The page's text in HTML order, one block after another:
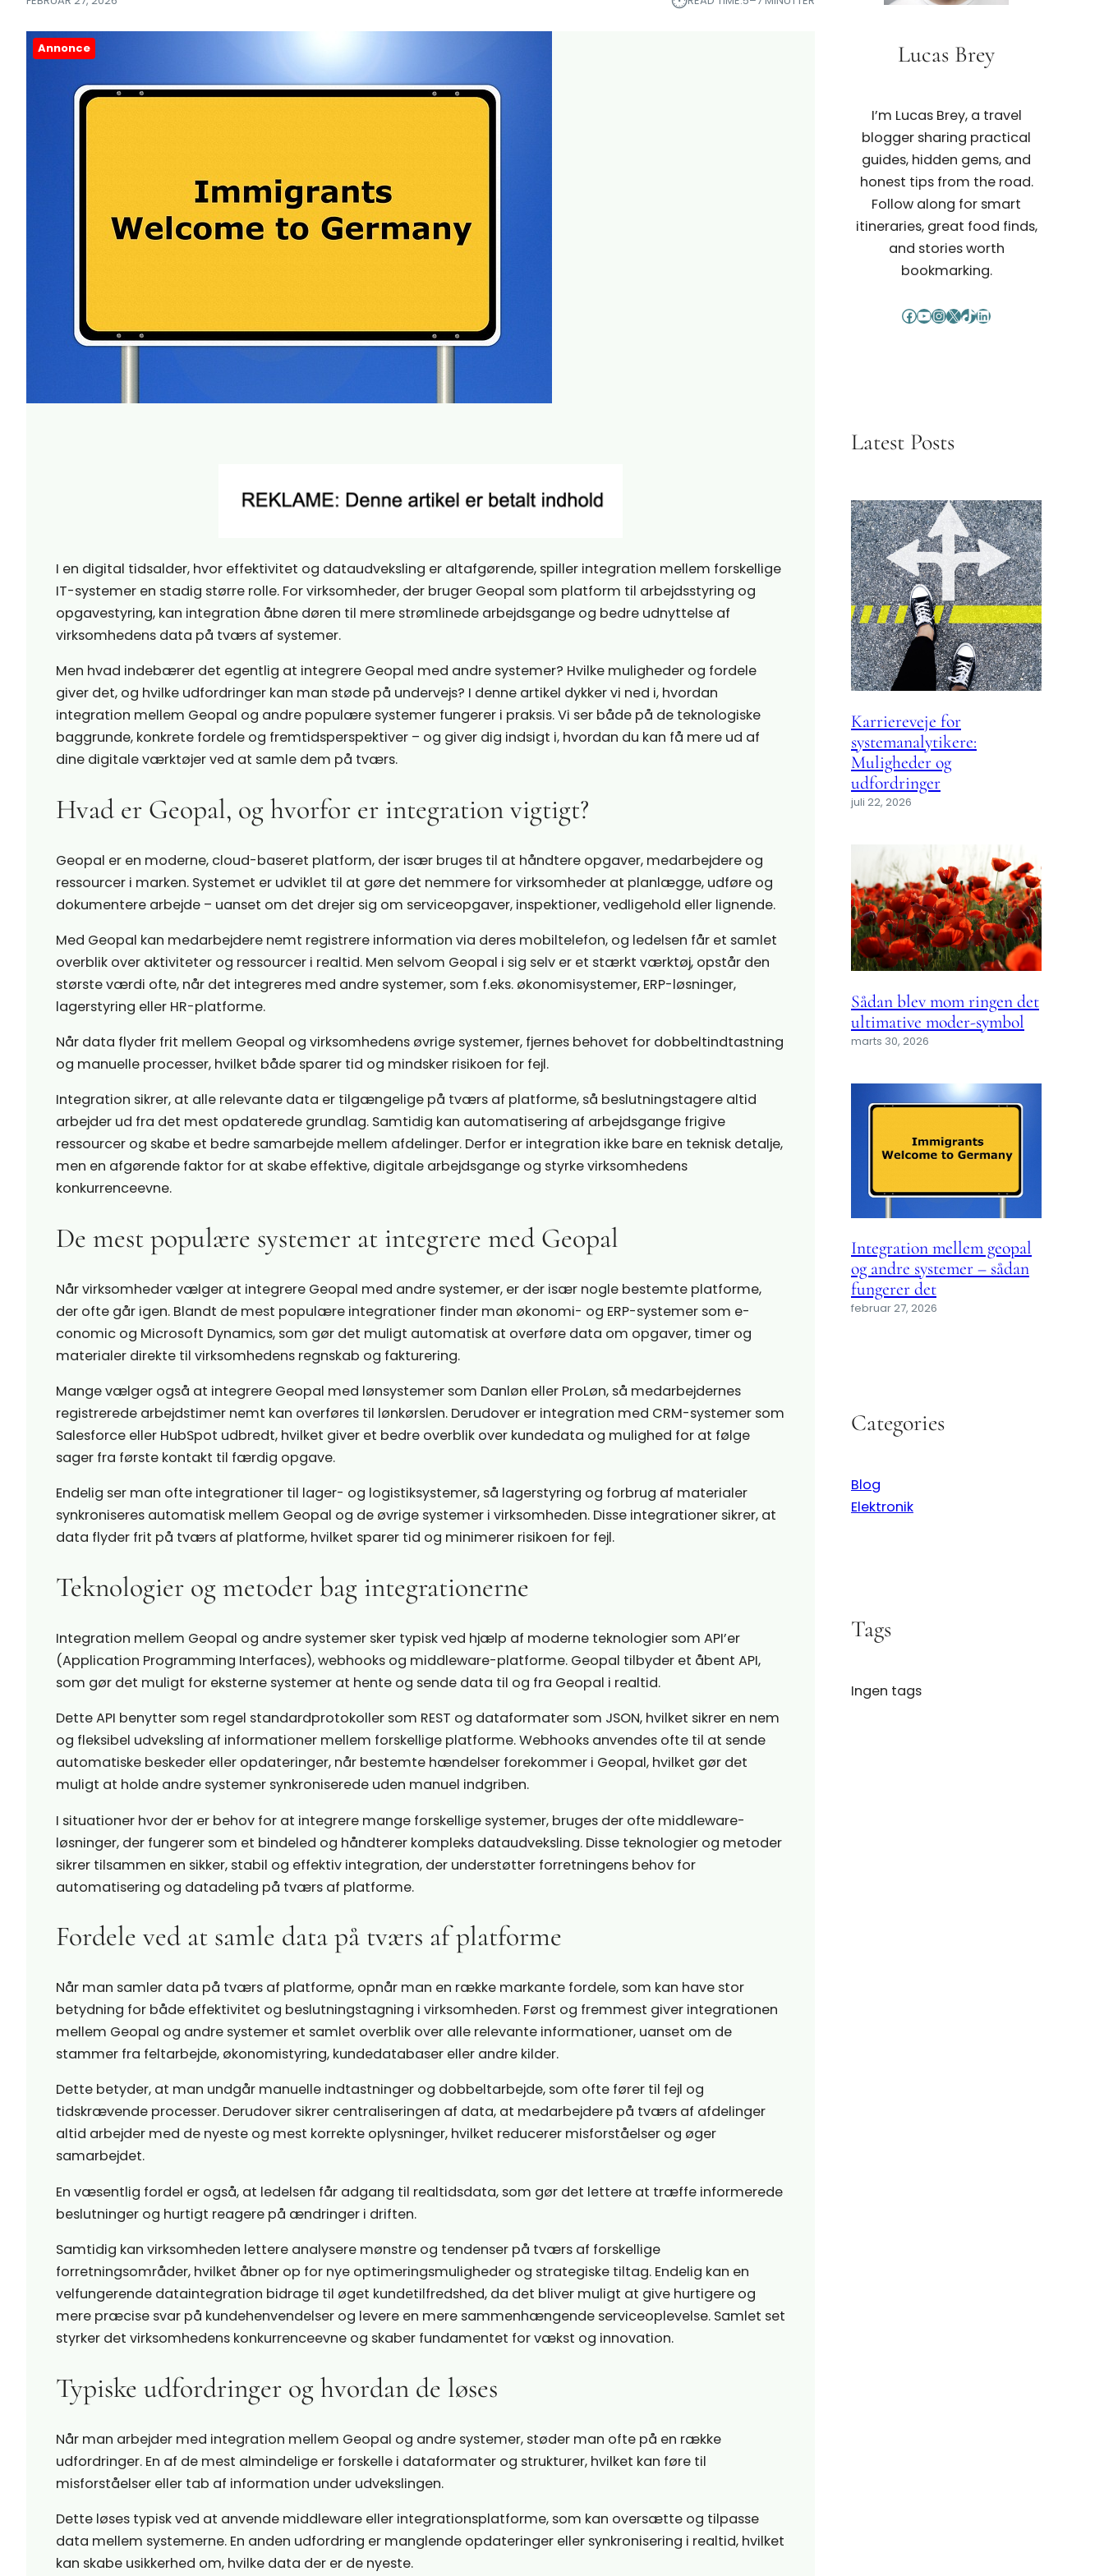
Annonce
I en digital tidsalder, hvor effektivitet og dataudveksling er altafgørende, spiller integration mellem forskellige
IT-systemer en stadig større rolle. For virksomheder, der bruger Geopal som platform til arbejdsstyring og
opgavestyring, kan integration åbne døren til mere strømlinede arbejdsgange og bedre udnyttelse af
virksomhedens data på tværs af systemer.
Men hvad indebærer det egentlig at integrere Geopal med andre systemer? Hvilke muligheder og fordele
giver det, og hvilke udfordringer kan man støde på undervejs? I denne artikel dykker vi ned i, hvordan
integration mellem Geopal og andre populære systemer fungerer i praksis. Vi ser både på de teknologiske
baggrunde, konkrete fordele og fremtidsperspektiver – og giver dig indsigt i, hvordan du kan få mere ud af
dine digitale værktøjer ved at samle dem på tværs.
Hvad er Geopal, og hvorfor er integration vigtigt?
Geopal er en moderne, cloud-baseret platform, der især bruges til at håndtere opgaver, medarbejdere og
ressourcer i marken. Systemet er udviklet til at gøre det nemmere for virksomheder at planlægge, udføre og
dokumentere arbejde – uanset om det drejer sig om serviceopgaver, inspektioner, vedligehold eller lignende.
Med Geopal kan medarbejdere nemt registrere information via deres mobiltelefon, og ledelsen får et samlet
overblik over aktiviteter og ressourcer i realtid. Men selvom Geopal i sig selv er et stærkt værktøj, opstår den
største værdi ofte, når det integreres med andre systemer, som f.eks. økonomisystemer, ERP-løsninger,
lagerstyring eller HR-platforme.
Når data flyder frit mellem Geopal og virksomhedens øvrige systemer, fjernes behovet for dobbeltindtastning
og manuelle processer, hvilket både sparer tid og mindsker risikoen for fejl.
Integration sikrer, at alle relevante data er tilgængelige på tværs af platforme, så beslutningstagere altid
arbejder ud fra det mest opdaterede grundlag. Samtidig kan automatisering af arbejdsgange frigive
ressourcer og skabe et bedre samarbejde mellem afdelinger. Derfor er integration ikke bare en teknisk detalje,
men en afgørende faktor for at skabe effektive, digitale arbejdsgange og styrke virksomhedens
konkurrenceevne.
De mest populære systemer at integrere med Geopal
Når virksomheder vælger at integrere Geopal med andre systemer, er der især nogle bestemte platforme,
der ofte går igen. Blandt de mest populære integrationer finder man økonomi- og ERP-systemer som e-
conomic og Microsoft Dynamics, som gør det muligt automatisk at overføre data om opgaver, timer og
materialer direkte til virksomhedens regnskab og fakturering.
Mange vælger også at integrere Geopal med lønsystemer som Danløn eller ProLøn, så medarbejdernes
registrerede arbejdstimer nemt kan overføres til lønkørslen. Derudover er integration med CRM-systemer som
Salesforce eller HubSpot udbredt, hvilket giver et bedre overblik over kundedata og mulighed for at følge
sager fra første kontakt til færdig opgave.
Endelig ser man ofte integrationer til lager- og logistiksystemer, så lagerstyring og forbrug af materialer
synkroniseres automatisk mellem Geopal og de øvrige systemer i virksomheden. Disse integrationer sikrer, at
data flyder frit på tværs af platforme, hvilket sparer tid og minimerer risikoen for fejl.
Teknologier og metoder bag integrationerne
Integration mellem Geopal og andre systemer sker typisk ved hjælp af moderne teknologier som API’er
(Application Programming Interfaces), webhooks og middleware-platforme. Geopal tilbyder et åbent API,
som gør det muligt for eksterne systemer at hente og sende data til og fra Geopal i realtid.
Dette API benytter som regel standardprotokoller som REST og dataformater som JSON, hvilket sikrer en nem
og fleksibel udveksling af informationer mellem forskellige platforme. Webhooks anvendes ofte til at sende
automatiske beskeder eller opdateringer, når bestemte hændelser forekommer i Geopal, hvilket gør det
muligt at holde andre systemer synkroniserede uden manuel indgriben.
I situationer hvor der er behov for at integrere mange forskellige systemer, bruges der ofte middleware-
løsninger, der fungerer som et bindeled og håndterer kompleks dataudveksling. Disse teknologier og metoder
sikrer tilsammen en sikker, stabil og effektiv integration, der understøtter forretningens behov for
automatisering og datadeling på tværs af platforme.
Fordele ved at samle data på tværs af platforme
Når man samler data på tværs af platforme, opnår man en række markante fordele, som kan have stor
betydning for både effektivitet og beslutningstagning i virksomheden. Først og fremmest giver integrationen
mellem Geopal og andre systemer et samlet overblik over alle relevante informationer, uanset om de
stammer fra feltarbejde, økonomistyring, kundedatabaser eller andre kilder.
Dette betyder, at man undgår manuelle indtastninger og dobbeltarbejde, som ofte fører til fejl og
tidskrævende processer. Derudover sikrer centraliseringen af data, at medarbejdere på tværs af afdelinger
altid arbejder med de nyeste og mest korrekte oplysninger, hvilket reducerer misforståelser og øger
samarbejdet.
En væsentlig fordel er også, at ledelsen får adgang til realtidsdata, som gør det lettere at træffe informerede
beslutninger og hurtigt reagere på ændringer i driften.
Samtidig kan virksomheden lettere analysere mønstre og tendenser på tværs af forskellige
forretningsområder, hvilket åbner op for nye optimeringsmuligheder og strategiske tiltag. Endelig kan en
velfungerende dataintegration bidrage til øget kundetilfredshed, da det bliver muligt at give hurtigere og
mere præcise svar på kundehenvendelser og levere en mere sammenhængende serviceoplevelse. Samlet set
styrker det virksomhedens konkurrenceevne og skaber fundamentet for vækst og innovation.
Typiske udfordringer og hvordan de løses
Når man arbejder med integration mellem Geopal og andre systemer, støder man ofte på en række
udfordringer. En af de mest almindelige er forskelle i dataformater og strukturer, hvilket kan føre til
misforståelser eller tab af information under udvekslingen.
Dette løses typisk ved at anvende middleware eller integrationsplatforme, som kan oversætte og tilpasse
data mellem systemerne. En anden udfordring er manglende opdateringer eller synkronisering i realtid, hvilket
kan skabe usikkerhed om, hvilke data der er de nyeste.
Lucas Brey
I’m Lucas Brey, a travel
blogger sharing practical
guides, hidden gems, and
honest tips from the road.
Follow along for smart
itineraries, great food finds,
and stories worth
bookmarking.
Facebook YouTube InstagramX TikTok LinkedIn
Latest Posts
Karriereveje for
systemanalytikere:
Muligheder og
udfordringer
juli 22, 2026
Sådan blev mom ringen det
ultimative moder-symbol
marts 30, 2026
Integration mellem geopal
og andre systemer – sådan
fungerer det
februar 27, 2026
Categories
Blog
Elektronik
Tags
Ingen tags